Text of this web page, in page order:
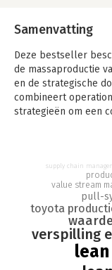
Samenvatting
Deze bestseller
de massaproductie
en de strategische
combineert
strategieën om een
'Lean Thinking'
nieuw leven
ieder land. Het vergt
en vooral van de
de wereld verandert.
verspilling
toyota
pull-
value stream
supply chain